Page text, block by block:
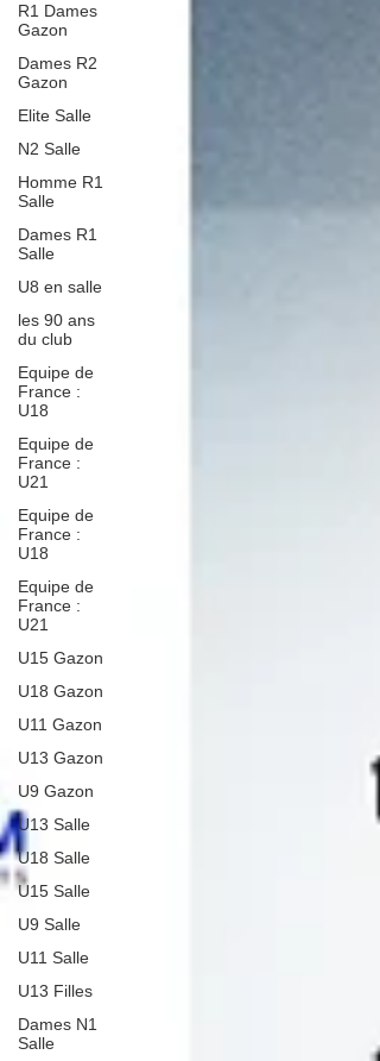
R1 Dames
Gazon
Dames R2
Gazon
Elite Salle
N2 Salle
Homme R1
Salle
Dames R1
Salle
U8 en salle
les 90 ans
du club
Equipe de
France :
U18
Equipe de
France :
U21
Equipe de
France :
U18
Equipe de
France :
U21
U15 Gazon
U18 Gazon
U11 Gazon
U13 Gazon
U9 Gazon
U13 Salle
U18 Salle
U15 Salle
U9 Salle
U11 Salle
U13 Filles
Dames N1
Salle